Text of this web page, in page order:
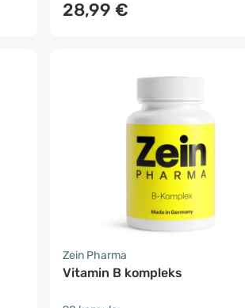
28,99 €
Zein Pharma
Vitamin B kompleks